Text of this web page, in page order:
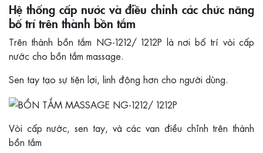
Hệ thống cấp nước và điều chỉnh các chức năng
bố trí trên thành bồn tắm
Trên thành bồn tắm NG-1212/ 1212P là nơi bố trí vòi cấp
nước cho bồn tắm massage.
Sen tay tạo sự tiện lợi, linh động hơn cho người dùng.
Vòi cấp nước, sen tay, và các van điều chỉnh trên thành
bồn tắm